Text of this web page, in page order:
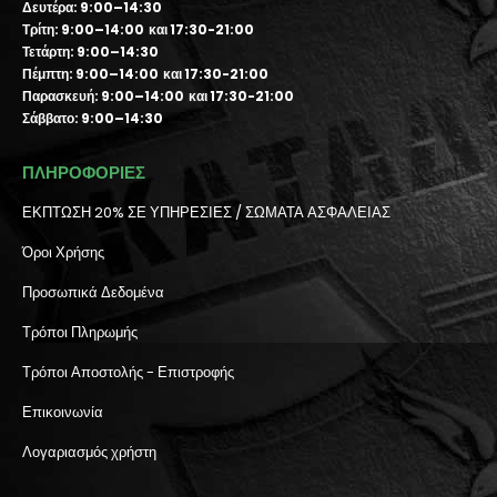
Δευτέρα: 9:00–14:30
Τρίτη: 9:00–14:00 και 17:30-21:00
Τετάρτη: 9:00–14:30
Πέμπτη: 9:00–14:00 και 17:30-21:00
Παρασκευή: 9:00–14:00 και 17:30-21:00
Σάββατο: 9:00–14:30
ΠΛΗΡΟΦΟΡΙΕΣ
ΕΚΠΤΩΣΗ 20% ΣΕ ΥΠΗΡΕΣΙΕΣ / ΣΩΜΑΤΑ ΑΣΦΑΛΕΙΑΣ
Όροι Χρήσης
Προσωπικά Δεδομένα
Τρόποι Πληρωμής
Τρόποι Αποστολής - Επιστροφής
Επικοινωνία
Λογαριασμός χρήστη